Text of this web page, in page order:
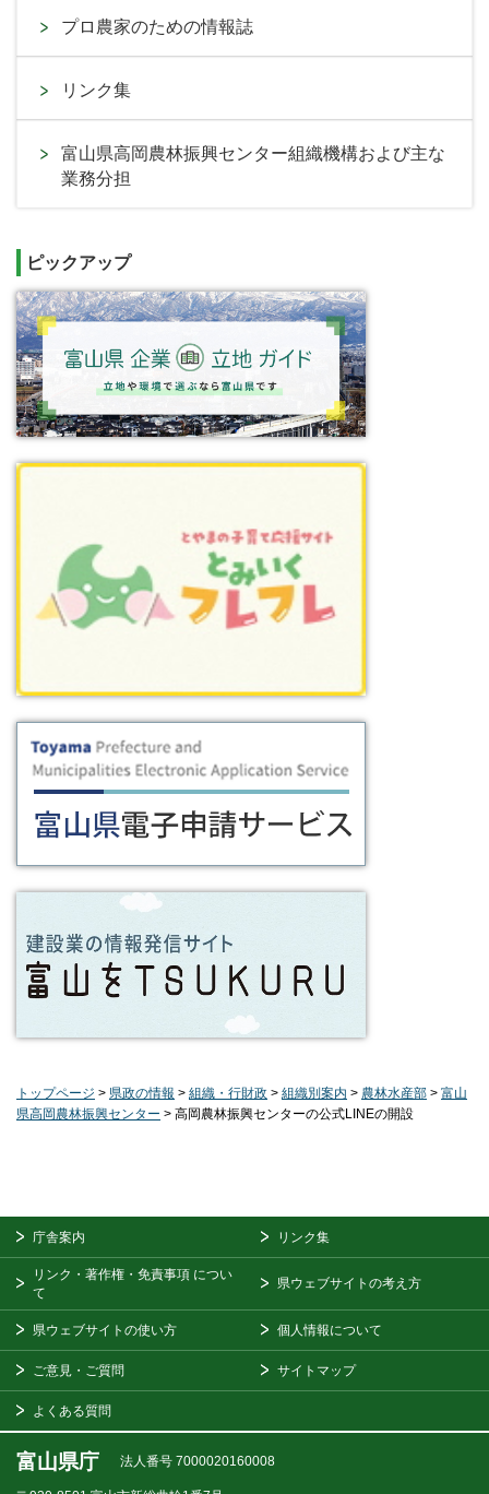
プロ農家のための情報誌
リンク集
富山県高岡農林振興センター組織機構および主な
業務分担
ピックアップ
トップページ > 県政の情報 > 組織・行財政 > 組織別案内 > 農林水産部 > 富山
県高岡農林振興センター > 高岡農林振興センターの公式LINEの開設
庁舎案内 リンク集
リンク・著作権・免責事項 につい
て
県ウェブサイトの考え方
県ウェブサイトの使い方 個人情報について
ご意見・ご質問 サイトマップ
よくある質問
富山県庁 法人番号 7000020160008